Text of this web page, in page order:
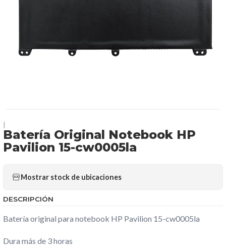
Batería Original Notebook HP
Pavilion 15-cw0005la
Mostrar stock de ubicaciones
DESCRIPCIÓN
Batería original para notebook HP Pavilion 15-cw0005la
Dura más de 3 horas